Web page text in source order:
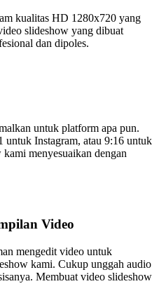
kualitas HD 1280x720 yang
slideshow yang dibuat
dan dipoles.
untuk platform apa pun.
Instagram, atau 9:16 untuk
menyesuaikan dengan
Video
mengedit video untuk
kami. Cukup unggah audio
Membuat video slideshow